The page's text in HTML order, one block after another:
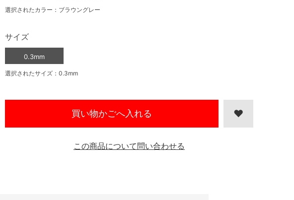
選択されたカラー：ブラウングレー
サイズ
0.3mm
選択されたサイズ：0.3mm
買い物かごへ入れる
この商品について問い合わせる